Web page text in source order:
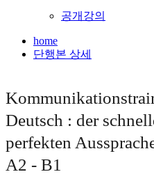
공개강의
home
단행본 상세
Deutsch : der
perfekten
A2 - B1